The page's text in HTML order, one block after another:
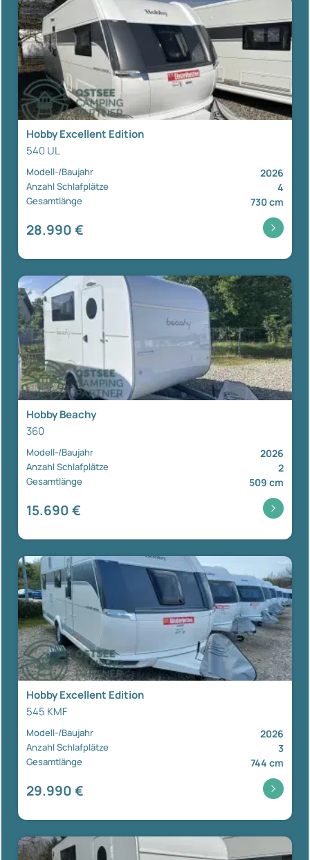
Hobby Excellent Edition
540 UL
Modell-/Baujahr 2026
Anzahl Schlafplätze 4
Gesamtlänge 730 cm
28.990 €
Hobby Beachy
360
Modell-/Baujahr 2026
Anzahl Schlafplätze 2
Gesamtlänge 509 cm
15.690 €
Hobby Excellent Edition
545 KMF
Modell-/Baujahr 2026
Anzahl Schlafplätze 3
Gesamtlänge 744 cm
29.990 €